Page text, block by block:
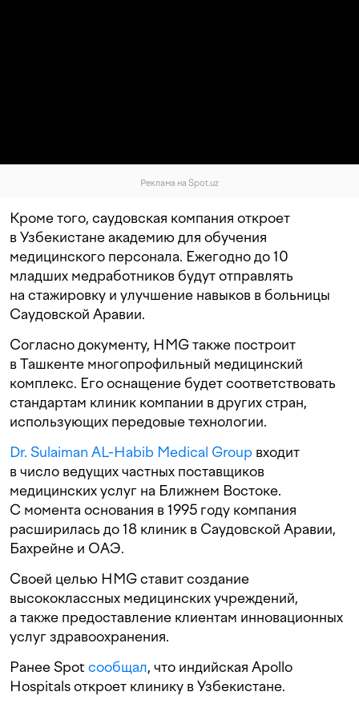
Реклама на Spot.uz
Кроме того, саудовская компания откроет
в Узбекистане академию для обучения
медицинского персонала. Ежегодно до 10
младших медработников будут отправлять
на стажировку и улучшение навыков в больницы
Саудовской Аравии.
Согласно документу, HMG также построит
в Ташкенте многопрофильный медицинский
комплекс. Его оснащение будет соответствовать
стандартам клиник компании в других стран,
использующих передовые технологии.
Dr. Sulaiman AL-Habib Medical Group входит
в число ведущих частных поставщиков
медицинских услуг на Ближнем Востоке.
С момента основания в 1995 году компания
расширилась до 18 клиник в Саудовской Аравии,
Бахрейне и ОАЭ.
Своей целью HMG ставит создание
высококлассных медицинских учреждений,
а также предоставление клиентам инновационных
услуг здравоохранения.
Ранее Spotсообщал, что индийская Apollo
Hospitals откроет клинику в Узбекистане.